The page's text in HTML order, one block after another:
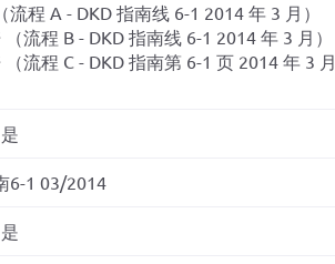
程 A - DKD 指南线 6-1 2014 年 3 月）
流程 B - DKD 指南线 6-1 2014 年 3 月）
流程 C - DKD 指南第 6-1 页 2014 年 3 月
6-1 03/2014